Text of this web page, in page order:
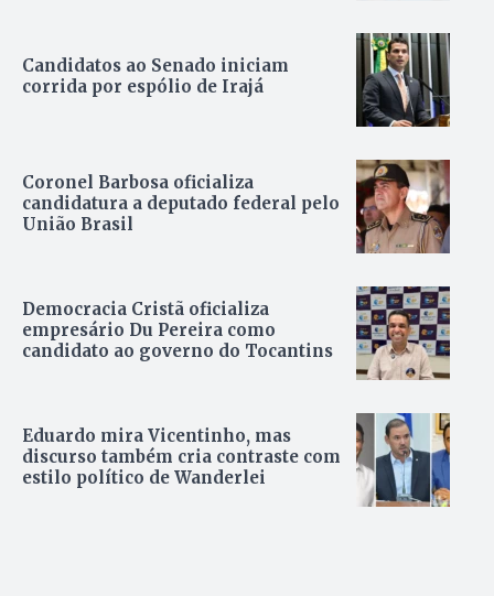
Candidatos ao Senado iniciam
corrida por espólio de Irajá
Coronel Barbosa oficializa
candidatura a deputado federal pelo
União Brasil
Democracia Cristã oficializa
empresário Du Pereira como
candidato ao governo do Tocantins
Eduardo mira Vicentinho, mas
discurso também cria contraste com
estilo político de Wanderlei